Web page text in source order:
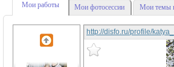
Мои работы Мои фотосессии Мои темы
http://disfo.ru/profile/